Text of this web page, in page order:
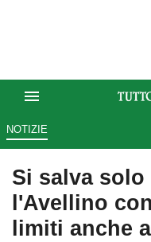
NOTIZIE
Si salva
l'Avellino
limiti anche